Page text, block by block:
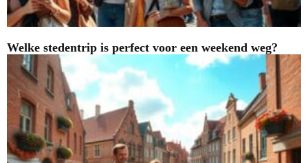
Welke stedentrip is perfect voor een weekend weg?